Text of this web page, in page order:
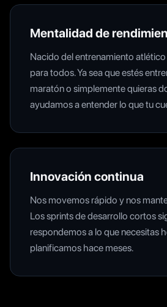
Mentalidad de
Nacido del entrenamiento
para todos. Ya sea que estés
maratón o simplemente quieras
ayudamos a entender lo que tu
Innovación continua
Nos movemos rápido y nos
Los sprints de desarrollo cortos
respondemos a lo que necesitas
planificamos hace meses.